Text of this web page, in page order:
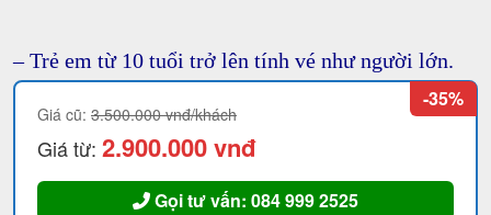
– Trẻ em từ 10 tuổi trở lên tính vé như người lớn.
-35%
Giá cũ: 3.500.000 vnđ/khách
Giá từ: 2.900.000 vnđ
Gọi tư vấn: 084 999 2525